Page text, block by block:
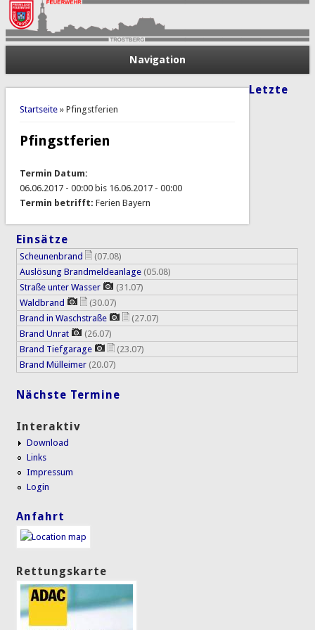
Navigation
Sie sind hier
Startseite» Pfingstferien
Pfingstferien
Termin Datum:
06.06.2017 - 00:00bis 16.06.2017 - 00:00
Termin betrifft: Ferien Bayern
Letzte
Einsätze
Scheunenbrand
(07.08)
Auslösung Brandmeldeanlage (05.08)
Straße unter Wasser
(31.07)
Waldbrand
(30.07)
Brand in Waschstraße
(27.07)
Brand Unrat
(26.07)
Brand Tiefgarage
(23.07)
Brand Mülleimer (20.07)
Nächste Termine
Interaktiv
Download
Links
Impressum
Login
Anfahrt
Rettungskarte